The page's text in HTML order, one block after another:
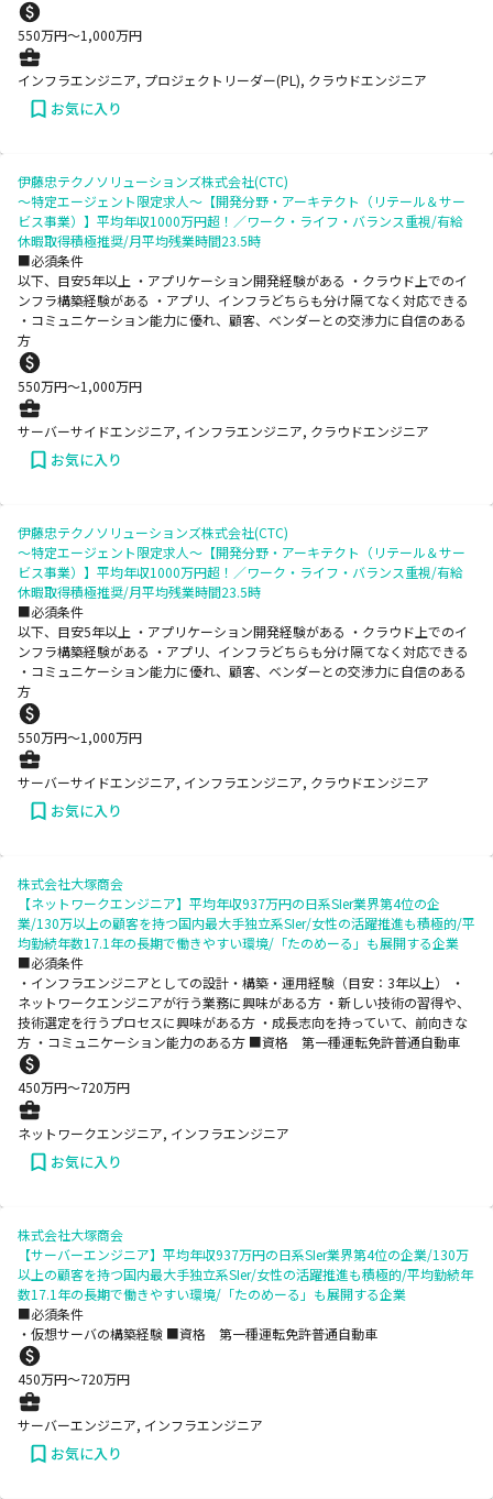
550万円〜1,000万円
インフラエンジニア, プロジェクトリーダー(PL), クラウドエンジニア
お気に入り
伊藤忠テクノソリューションズ株式会社(CTC)
～特定エージェント限定求人～【開発分野・アーキテクト（リテール＆サー
ビス事業）】平均年収1000万円超！／ワーク・ライフ・バランス重視/有給
休暇取得積極推奨/月平均残業時間23.5時
■必須条件
以下、目安5年以上 ・アプリケーション開発経験がある ・クラウド上でのイ
ンフラ構築経験がある ・アプリ、インフラどちらも分け隔てなく対応できる
・コミュニケーション能力に優れ、顧客、ベンダーとの交渉力に自信のある
方
550万円〜1,000万円
サーバーサイドエンジニア, インフラエンジニア, クラウドエンジニア
お気に入り
伊藤忠テクノソリューションズ株式会社(CTC)
～特定エージェント限定求人～【開発分野・アーキテクト（リテール＆サー
ビス事業）】平均年収1000万円超！／ワーク・ライフ・バランス重視/有給
休暇取得積極推奨/月平均残業時間23.5時
■必須条件
以下、目安5年以上 ・アプリケーション開発経験がある ・クラウド上でのイ
ンフラ構築経験がある ・アプリ、インフラどちらも分け隔てなく対応できる
・コミュニケーション能力に優れ、顧客、ベンダーとの交渉力に自信のある
方
550万円〜1,000万円
サーバーサイドエンジニア, インフラエンジニア, クラウドエンジニア
お気に入り
株式会社大塚商会
【ネットワークエンジニア】平均年収937万円の日系SIer業界第4位の企
業/130万以上の顧客を持つ国内最大手独立系SIer/女性の活躍推進も積極的/平
均勤続年数17.1年の長期で働きやすい環境/「たのめーる」も展開する企業
■必須条件
・インフラエンジニアとしての設計・構築・運用経験（目安：3年以上） ・
ネットワークエンジニアが行う業務に興味がある方 ・新しい技術の習得や、
技術選定を行うプロセスに興味がある方 ・成長志向を持っていて、前向きな
方 ・コミュニケーション能力のある方 ■資格 第一種運転免許普通自動車
450万円〜720万円
ネットワークエンジニア, インフラエンジニア
お気に入り
株式会社大塚商会
【サーバーエンジニア】平均年収937万円の日系SIer業界第4位の企業/130万
以上の顧客を持つ国内最大手独立系SIer/女性の活躍推進も積極的/平均勤続年
数17.1年の長期で働きやすい環境/「たのめーる」も展開する企業
■必須条件
・仮想サーバの構築経験 ■資格 第一種運転免許普通自動車
450万円〜720万円
サーバーエンジニア, インフラエンジニア
お気に入り